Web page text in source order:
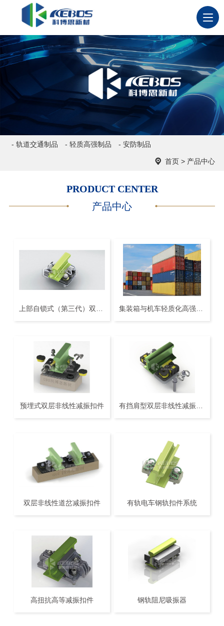
- 轨道交通制品 - 轻质高强制品 - 安防制品
首页> 产品中心
PRODUCT CENTER
产品中心
预埋式双层非线性减振扣件
双层非线性道岔减振扣件 有轨电车钢轨扣件系统
高扭抗高等减振扣件 钢轨阻尼吸振器